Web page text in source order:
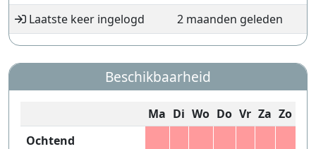
Laatste keer ingelogd
2 maanden geleden
Beschikbaarheid
Ma Di Wo Do Vr Za Zo
Ochtend